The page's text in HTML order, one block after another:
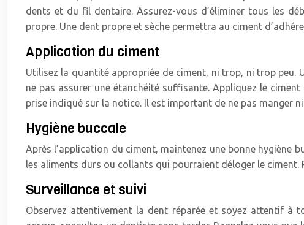
dents et du fil dentaire. Assurez-vous d’éliminer tous les
propre. Une dent propre et sèche permettra au ciment
Application du ciment
Utilisez la quantité appropriée de ciment, ni trop, ni trop
ne pas assurer une étanchéité suffisante. Appliquez le
prise indiqué sur la notice. Il est important de ne pas manger
Hygiène buccale
Après l’application du ciment, maintenez une bonne hygiène
les aliments durs ou collants qui pourraient déloger le
Surveillance et suivi
Observez attentivement la dent réparée et soyez attentif à